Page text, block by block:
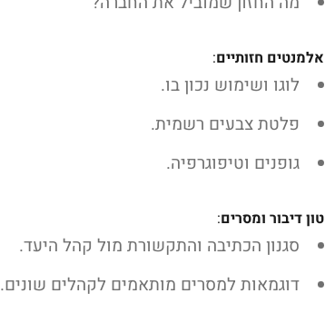
אלמנטים חזותיים:
לוגו ושימוש נכון בו.
פלטת צבעים רשמית.
גופנים וטיפוגרפיה.
טון דיבור ומסרים:
סגנון הכתיבה והתקשורת מול קהל היעד.
דוגמאות למסרים מותאמים לקהלים שונים.